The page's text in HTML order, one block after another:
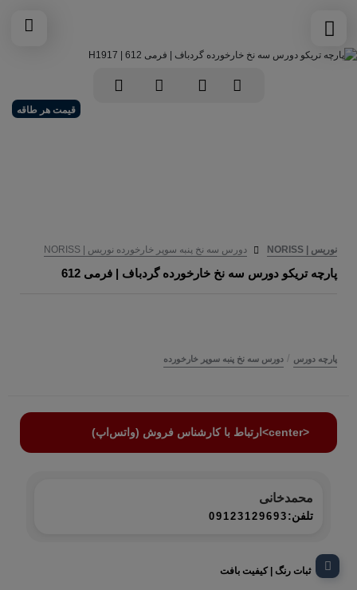
قیمت هر طاقه
نوریس | NORISS دورس سه نخ پنبه سوپر خارخورده نوریس | NORISS
پارچه تریکو دورس سه نخ خارخورده گردباف | فرمی 612
پارچه دورس / دورس سه نخ پنبه سوپر خارخورده
<center>ارتباط با کارشناس فروش (واتس‌اپ)
محمدخانی
تلفن: 09123129693
ثبات رنگ | کیفیت بافت